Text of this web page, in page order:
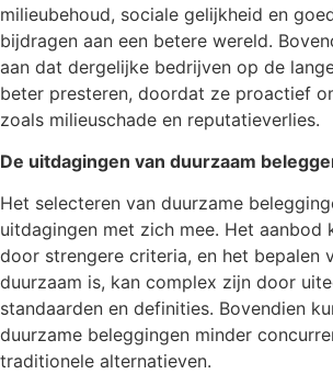
milieubehoud, sociale gelijkheid en
bijdragen aan een betere wereld.
aan dat dergelijke bedrijven op de
beter presteren, doordat ze proactief
zoals milieuschade en reputatieverlies.
De uitdagingen van duurzaam
Het selecteren van duurzame
uitdagingen met zich mee. Het aanbod
door strengere criteria, en het bepalen
duurzaam is, kan complex zijn door
standaarden en definities. Bovendien
duurzame beleggingen minder
traditionele alternatieven.